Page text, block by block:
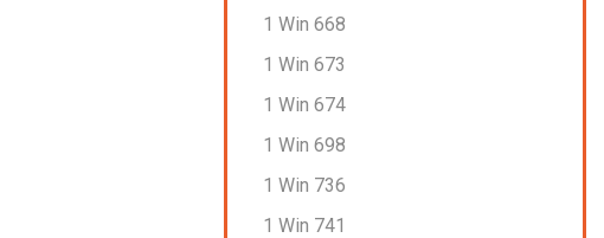
1 Win 668
1 Win 673
1 Win 674
1 Win 698
1 Win 736
1 Win 741